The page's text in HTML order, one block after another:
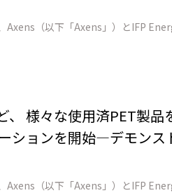
様々な使用済PET製品
ションを開始―デモンス